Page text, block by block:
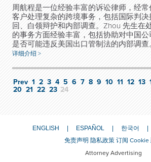
周航程是一位经验丰富的诉讼律师，经
客户处理复杂的跨境事务，包括国际判决
回、白领辩护和内部调查。Zhou 先生在
的事务方面经验丰富，包括协助对中国
是否可能违反美国出口管制法的内部调查
详细介绍 >
Prev 1 2 3 4 5 6 7 8 9 10 11 12 13
20 21 22 23 24
ENGLISH ESPAÑOL 한국어
免责声明 隐私政策 订阅 Cookie
Attorney Advertising